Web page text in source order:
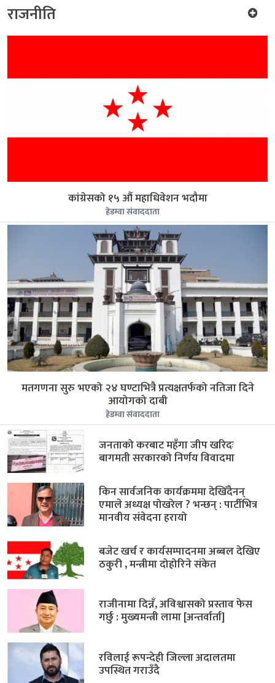
राजनीति
कांग्रेसको १५ औं महाधिवेशन भदौमा
हेडम्वा संवाददाता
मतगणना सुरु भएको २४ घण्टाभित्रै प्रत्यक्षतर्फको नतिजा दिने
आयोगको दाबी
हेडम्वा संवाददाता
जनताको करबाट महँगा जीप खरिदः
बागमती सरकारको निर्णय विवादमा
किन सार्वजनिक कार्यक्रममा देखिँदैनन्
एमाले अध्यक्ष पोखरेल ? भन्छन् : पार्टीभित्र
मानवीय संवेदना हरायो
बजेट खर्च र कार्यसम्पादनमा अब्बल देखिए
ठकुरी , मन्त्रीमा दोहोरिने संकेत
राजीनामा दिन्नँ, अविश्वासको प्रस्ताव फेस
गर्छु : मुख्यमन्त्री लामा [अन्तर्वार्ता]
रविलाई रूपन्देही जिल्ला अदालतमा
उपस्थित गराउँदै